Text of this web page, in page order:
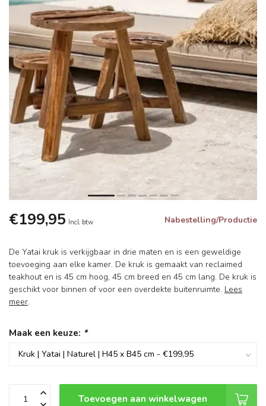
€199,95 Incl. btw Nabestelling/Productie
De Yatai kruk is verkijgbaar in drie maten en is een geweldige
toevoeging aan elke kamer. De kruk is gemaakt van reclaimed
teakhout en is 45 cm hoog, 45 cm breed en 45 cm lang. De kruk is
geschikt voor binnen of voor een overdekte buitenruimte. Lees
meer.
Maak een keuze: *
Toevoegen aan winkelwagen